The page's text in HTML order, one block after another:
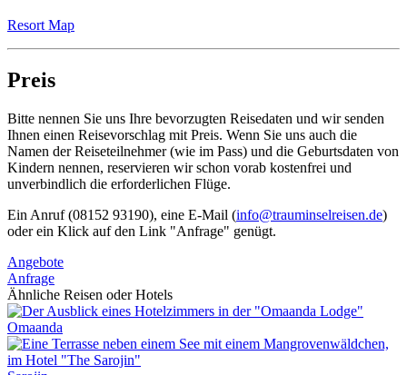
Resort Map
Preis
Bitte nennen Sie uns Ihre bevorzugten Reisedaten und wir senden
Ihnen einen Reisevorschlag mit Preis. Wenn Sie uns auch die
Namen der Reiseteilnehmer (wie im Pass) und die Geburtsdaten von
Kindern nennen, reservieren wir schon vorab kostenfrei und
unverbindlich die erforderlichen Flüge.
Ein Anruf (08152 93190), eine E-Mail (info@trauminselreisen.de)
oder ein Klick auf den Link "Anfrage" genügt.
Angebote
Anfrage
Ähnliche Reisen oder Hotels
Omaanda